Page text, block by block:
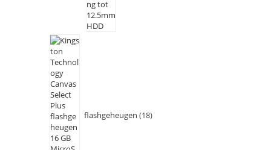
flashgeheugen 18